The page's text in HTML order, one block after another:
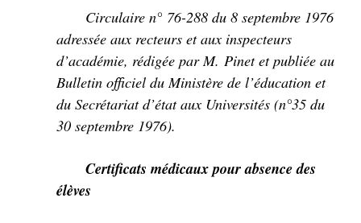
Circulaire n° 76-288 du 8 septembre 1976
adressée aux recteurs et aux inspecteurs
d’académie, rédigée par M. Pinet et publiée au
Bulletin officiel du Ministère de l’éducation et
du Secrétariat d’état aux Universités (n°35 du
30 septembre 1976).
Certificats médicaux pour absence des
élèves